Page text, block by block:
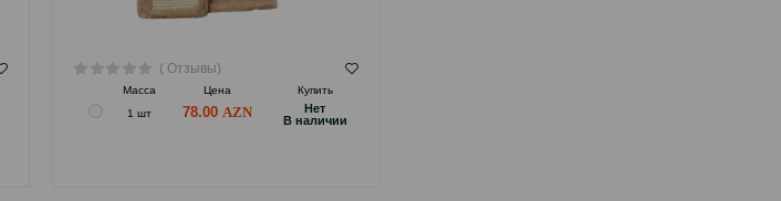
( Отзывы)
Масса Цена
Купить
1 шт
78.00
Hет
B наличии